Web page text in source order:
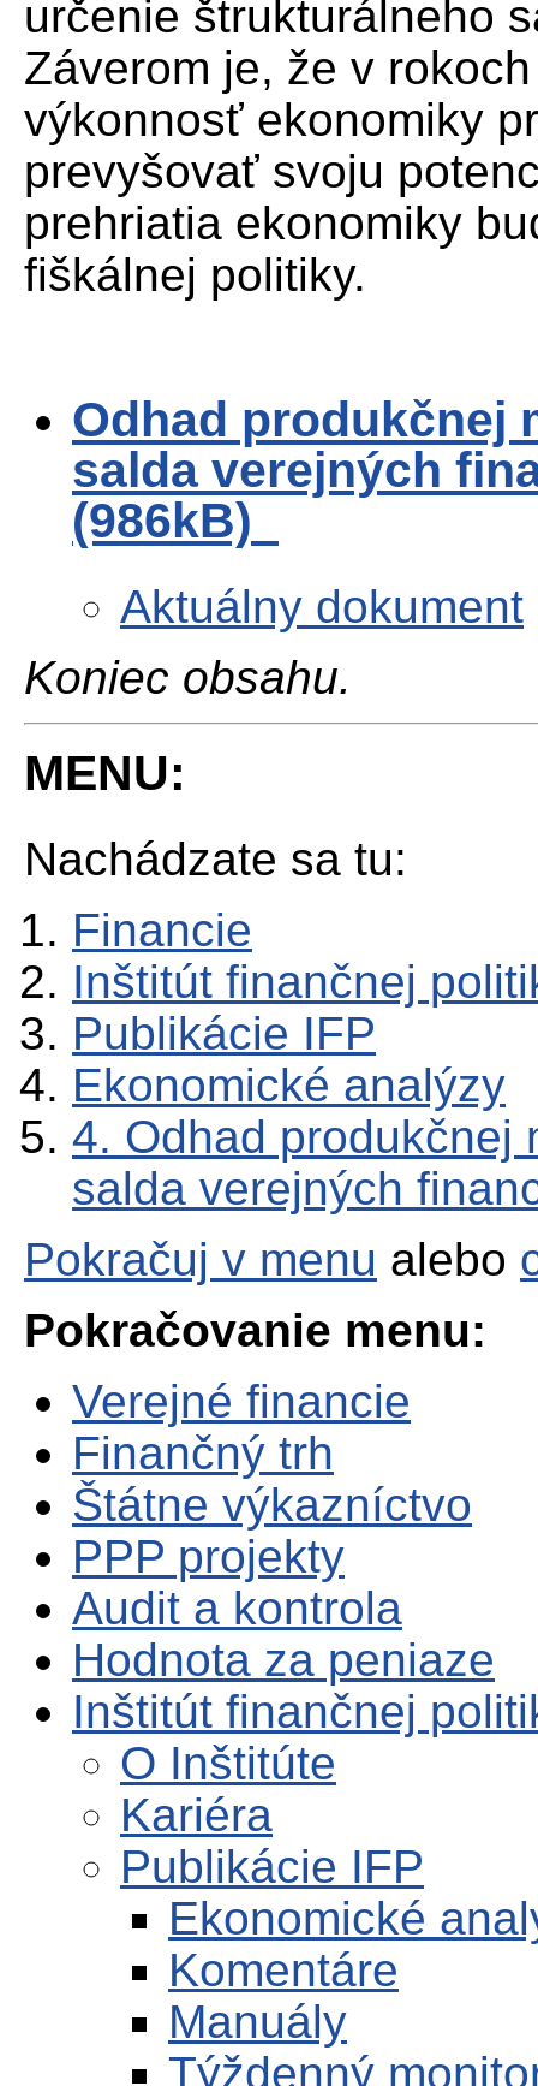
určenie štrukturálneho
Záverom je, že v
výkonnosť ekonomiky
prevyšovať svoju
prehriatia ekonomiky
fiškálnej politiky.
Odhad produkčnej
salda verejných
(986kB)
Aktuálny dokument
Koniec obsahu.
MENU:
Nachádzate sa tu:
Financie
Inštitút finančnej
Publikácie IFP
Ekonomické analýzy
4. Odhad produkčnej
salda verejných
Pokračuj v menu alebo
Pokračovanie menu:
Verejné financie
Finančný trh
Štátne výkazníctvo
PPP projekty
Audit a kontrola
Hodnota za peniaze
Inštitút finančnej
O Inštitúte
Kariéra
Publikácie IFP
Ekonomické
Komentáre
Manuály
Týždenný